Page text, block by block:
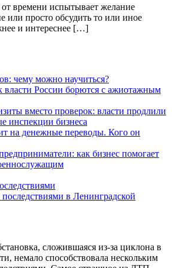
времени испытывает желание
или просто обсудить то или иное
и интереснее […]
чему можно научиться?
власти России борются с ажиотажным
вместо проверок: власти продлили
инспекции бизнеса
на денежные переводы. Кого он
как бизнес помогает
в Ленинградской
сложившаяся из-за циклона в
немало способствовала нескольким